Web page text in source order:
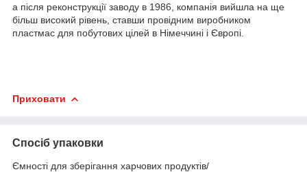
а після реконструкції заводу в 1986, компанія вийшла на ще
більш високий рівень, ставши провідним виробником
пластмас для побутових цілей в Німеччині і Європі.
Приховати
Спосіб упаковки
Ємності для зберігання харчових продуктів/